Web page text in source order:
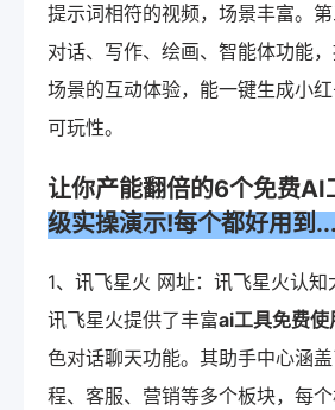
提示词相符的视频，场景丰富。
对话、写作、绘画、智能体功能
场景的互动体验，能一键生成小
可玩性。
让你产能翻倍的6个免费AI
级实操演示!每个都好用到...
1、讯飞星火 网址：讯飞星火认知
讯飞星火提供了丰富ai工具免费使
色对话聊天功能。其助手中心涵
程、客服、营销等多个板块，每